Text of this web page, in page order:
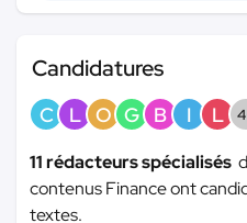
Candidatures
C L O G B I L
11 rédacteurs spécialisés
contenus Finance ont
textes.